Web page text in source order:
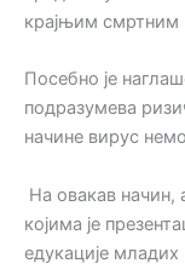
крајњим смртним
Посебно је
подразумева
начине вирус
На овакав
којима је
едукације